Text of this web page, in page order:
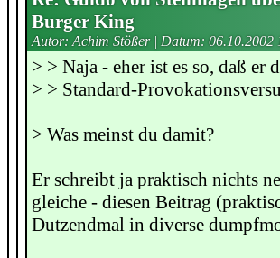
Burger King
Autor: Achim Stößer | Datum: 06.10.2002
> > Naja - eher ist es so, daß er
> > Standard-
> Was meinst du damit?
Er schreibt ja praktisch nichts
gleiche - diesen Beitrag
Dutzendmal in diverse